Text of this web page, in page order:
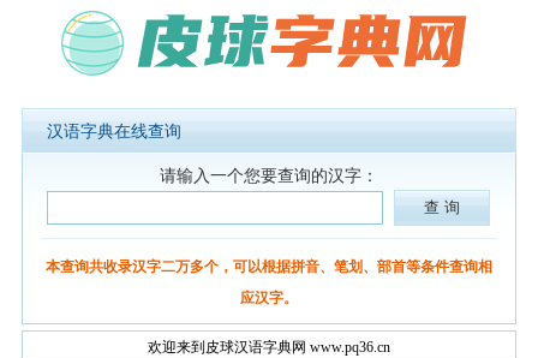
汉语字典在线查询
请输入一个您要查询的汉字：
本查询共收录汉字二万多个，可以根据拼音、笔划、部首等条件查询相
应汉字。
欢迎来到皮球汉语字典网 www.pq36.cn